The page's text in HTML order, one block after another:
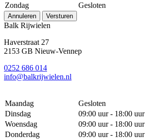
Zondag
Gesloten
Annuleren Versturen
Balk Rijwielen
Haverstraat 27
2153 GB Nieuw-Vennep
0252 686 014
info@balkrijwielen.nl
Maandag
Gesloten
Dinsdag
09:00 uur - 18:00 uur
Woensdag
09:00 uur - 18:00 uur
Donderdag
09:00 uur - 18:00 uur